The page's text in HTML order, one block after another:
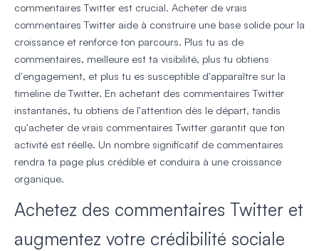
commentaires Twitter est crucial. Acheter de vrais
commentaires Twitter aide à construire une base solide pour la
croissance et renforce ton parcours. Plus tu as de
commentaires, meilleure est ta visibilité, plus tu obtiens
d'engagement, et plus tu es susceptible d'apparaître sur la
timeline de Twitter. En achetant des commentaires Twitter
instantanés, tu obtiens de l'attention dès le départ, tandis
qu'acheter de vrais commentaires Twitter garantit que ton
activité est réelle. Un nombre significatif de commentaires
rendra ta page plus crédible et conduira à une croissance
organique.
Achetez des commentaires Twitter et
augmentez votre crédibilité sociale